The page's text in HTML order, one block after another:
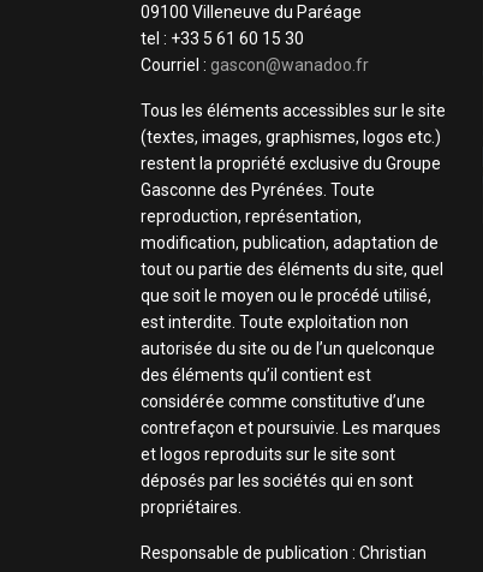
09100 Villeneuve du Paréage
tel : +33 5 61 60 15 30
Courriel : gascon@wanadoo.fr
Tous les éléments accessibles sur le site
(textes, images, graphismes, logos etc.)
restent la propriété exclusive du Groupe
Gasconne des Pyrénées. Toute
reproduction, représentation,
modification, publication, adaptation de
tout ou partie des éléments du site, quel
que soit le moyen ou le procédé utilisé,
est interdite. Toute exploitation non
autorisée du site ou de l’un quelconque
des éléments qu’il contient est
considérée comme constitutive d’une
contrefaçon et poursuivie. Les marques
et logos reproduits sur le site sont
déposés par les sociétés qui en sont
propriétaires.
Responsable de publication : Christian